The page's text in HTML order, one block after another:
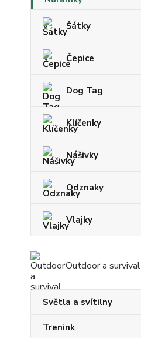
Šátky
Čepice
Dog Tag
Klíčenky
Nášivky
Odznaky
Vlajky
Outdoor a survival
Světla a svítilny
Trenink